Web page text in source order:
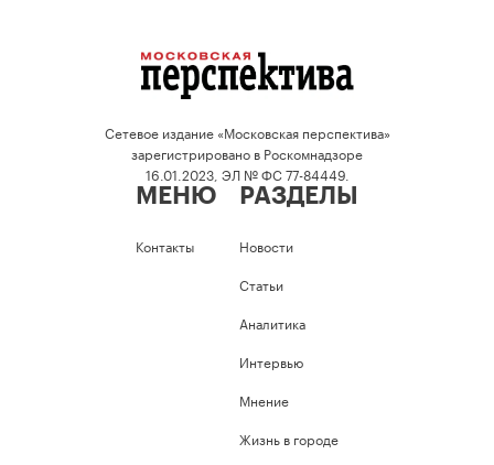
Сетевое издание «Московская перспектива»
зарегистрировано в Роскомнадзоре
16.01.2023, ЭЛ № ФС 77-84449.
МЕНЮ
Контакты
РАЗДЕЛЫ
Новости
Статьи
Аналитика
Интервью
Мнение
Жизнь в городе